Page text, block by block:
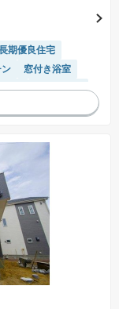
期優良住宅
窓付き浴室
採光
浴室乾燥機